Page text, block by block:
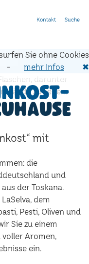
Sie ohne Cookies
-
mehr Infos ✖
mit
die
und
der Toskana.
dem
Pesti, Oliven und
Sie zu einem
Aromen,
ein.